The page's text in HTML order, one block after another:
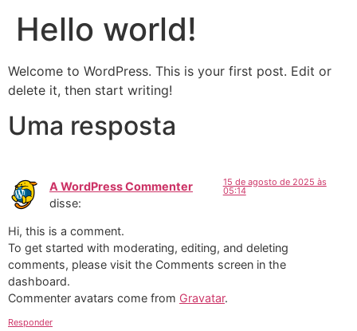
Hello world!
Welcome to WordPress. This is your first post. Edit or
delete it, then start writing!
Uma resposta
A WordPress Commenter
disse:
15 de agosto de 2025 às
05:14
Hi, this is a comment.
To get started with moderating, editing, and deleting
comments, please visit the Comments screen in the
dashboard.
Commenter avatars come from Gravatar.
Responder